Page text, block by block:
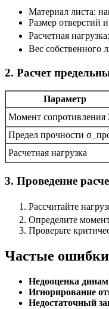
Материал листа:
Размер отверстий
Расчетная
Вес собственного
2. Расчет
Параметр
Момент сопротивления
Предел прочности
Расчетная нагрузка
3. Проведение
Рассчитайте
Определите
Проверьте
Частые
Недооценка
Игнорирование
Недостаточный